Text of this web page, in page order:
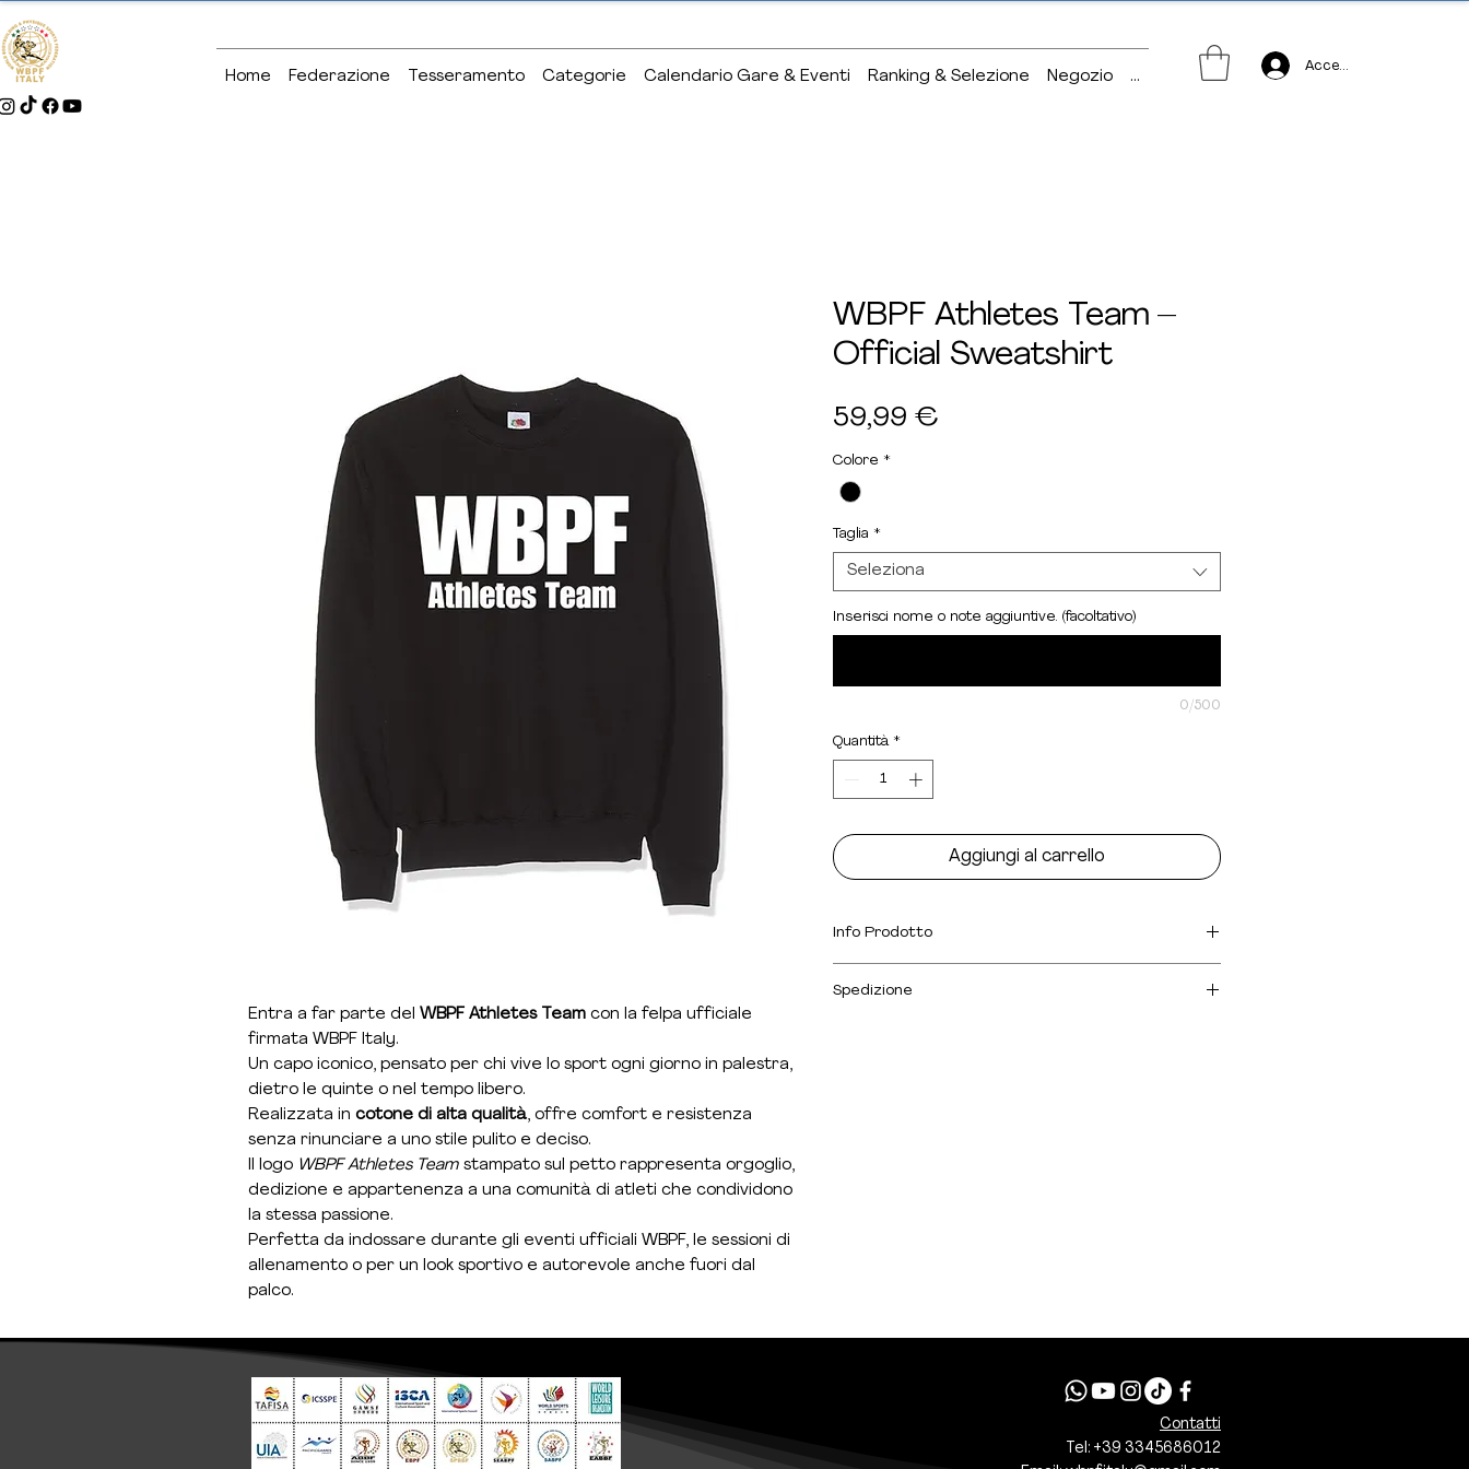
Home Federazione Tesseramento Categorie Calendario Gare & Eventi Ranking & Selezione Negozio ...
Accedi
Entra a far parte del WBPF Athletes Team con la felpa ufficiale
firmata WBPF Italy.
Un capo iconico, pensato per chi vive lo sport ogni giorno in palestra,
dietro le quinte o nel tempo libero.
Realizzata in cotone di alta qualità, offre comfort e resistenza
senza rinunciare a uno stile pulito e deciso.
Il logo WBPF Athletes Team stampato sul petto rappresenta orgoglio,
dedizione e appartenenza a una comunità di atleti che condividono
la stessa passione.
Perfetta da indossare durante gli eventi ufficiali WBPF, le sessioni di
allenamento o per un look sportivo e autorevole anche fuori dal
palco.
WBPF Athletes Team –
Official Sweatshirt
59,99 €Prezzo
Colore *
Taglia *
Seleziona
Inserisci nome o note aggiuntive. (facoltativo)
0/500
Quantità *
Aggiungi al carrello
Info Prodotto
Vestibilità: Regular fit
Spedizione
Contatti
Tel: +39 3345686012